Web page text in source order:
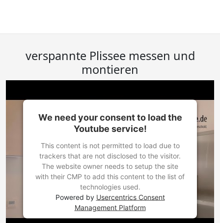
verspannte Plissee messen und
montieren
We need your consent to load the
Youtube service!
This content is not permitted to load due to
trackers that are not disclosed to the visitor.
The website owner needs to setup the site
with their CMP to add this content to the list of
technologies used.
Powered by Usercentrics Consent
Management Platform